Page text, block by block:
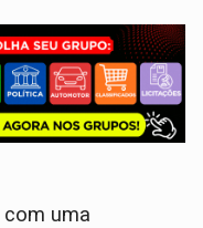
uma